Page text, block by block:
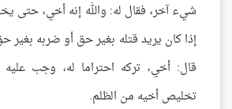
شيء آخر، فقال له: والله إنه أخي، حتى
إذا كان يريد قتله بغير حق أو ضربه بغير
قال: أخي، تركه احتراما له، وجب
تخليص أخيه من الظلم.